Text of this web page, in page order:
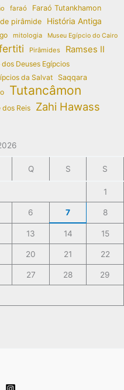
faraó Faraó Tutankhamon
pirâmide
História Antiga
mitologia Museu Egípcio do Cairo
Pirâmides Ramses II
Deuses Egípcios
da Salvat
Saqqara
Tutancâmon
dos Reis Zahi Hawass
Q S S
1
6 7 8
13 14 15
20 21 22
27 28 29